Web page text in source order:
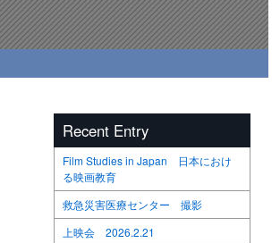
Recent Entry
Film Studies in Japan 日本におけ
る映画教育
救急災害医療センター 撮影
上映会 2026.2.21